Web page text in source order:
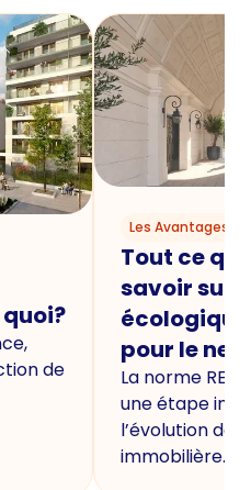
de
Les Avantages
Tout ce
savoir sur
écologique
pour le
La norme
une étape
l’évolution de
immobilière.